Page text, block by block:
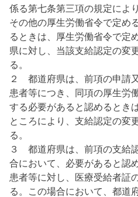
係る第七条第三項の規定によ
その他の厚生労働省令で定め
るときは、厚生労働省令で定
県に対し、当該支給認定の変
る。
２ 都道府県は、前項の申請
患者等につき、同項の厚生労
する必要があると認めるとき
ところにより、支給認定の変
る。
３ 都道府県は、前項の支給
合において、必要があると認
患者等に対し、医療受給者証
る。この場合において、都道